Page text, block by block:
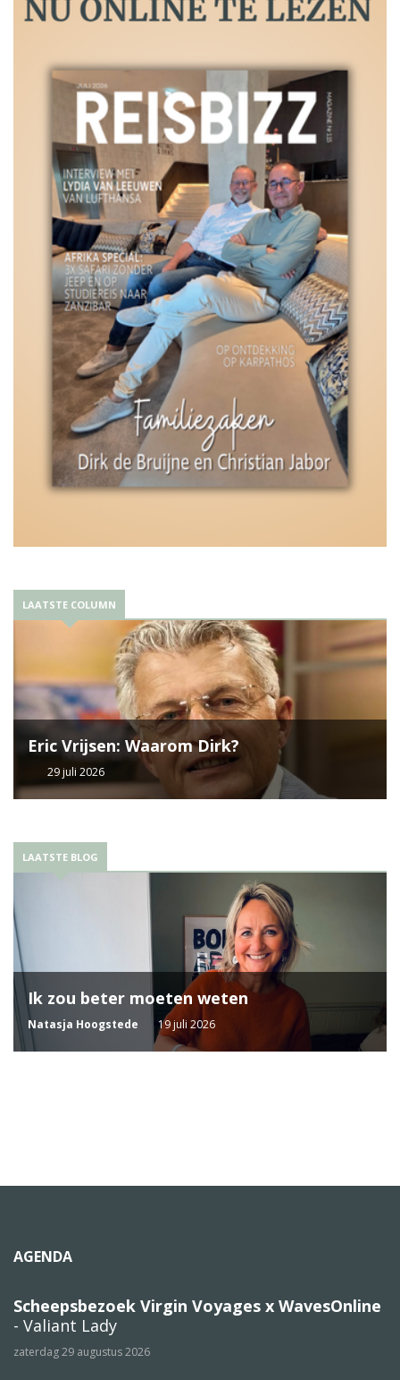
LAATSTE COLUMN
Eric Vrijsen: Waarom Dirk?
29 juli 2026
LAATSTE BLOG
Ik zou beter moeten weten
Natasja Hoogstede 19 juli 2026
AGENDA
Scheepsbezoek Virgin Voyages x WavesOnline
- Valiant Lady
zaterdag 29 augustus 2026